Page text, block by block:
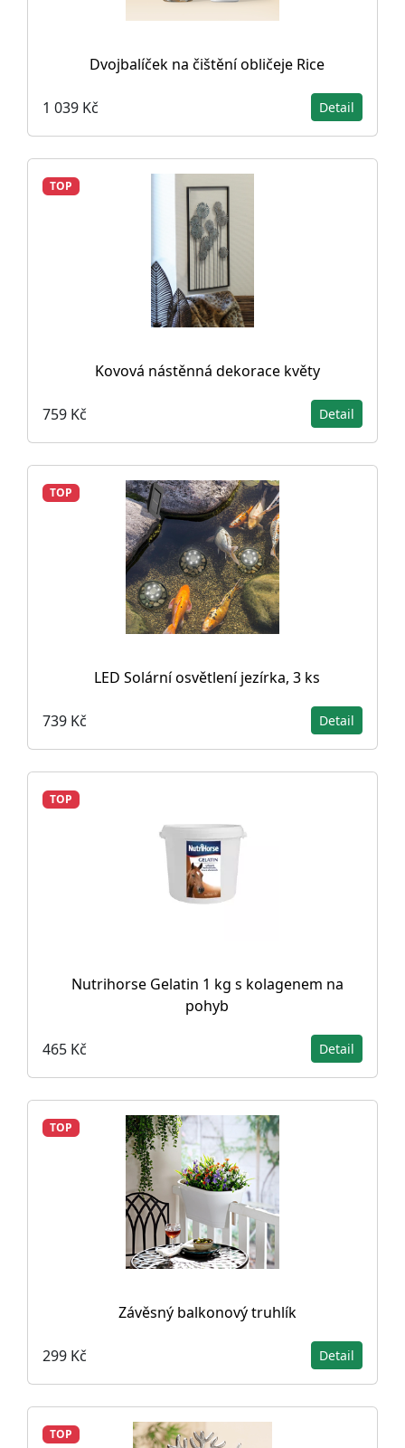
Dvojbalíček na čištění obličeje Rice
1 039 Kč Detail
TOP
Kovová nástěnná dekorace květy
759 Kč Detail
TOP
LED Solární osvětlení jezírka, 3 ks
739 Kč Detail
TOP
Nutrihorse Gelatin 1 kg s kolagenem na
pohyb
465 Kč Detail
TOP
Závěsný balkonový truhlík
299 Kč Detail
TOP